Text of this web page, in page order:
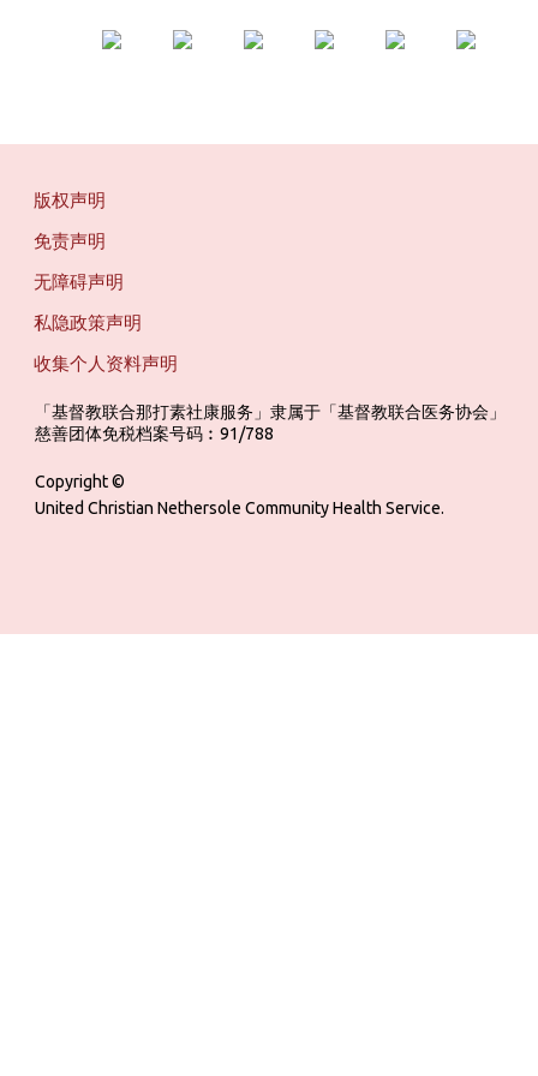
版权声明
免责声明
无障碍声明
私隐政策声明
收集个人资料声明
「基督教联合那打素社康服务」隶属于「基督教联合医务协会」
慈善团体免税档案号码︰91/788
Copyright ©
United Christian Nethersole Community Health Service.